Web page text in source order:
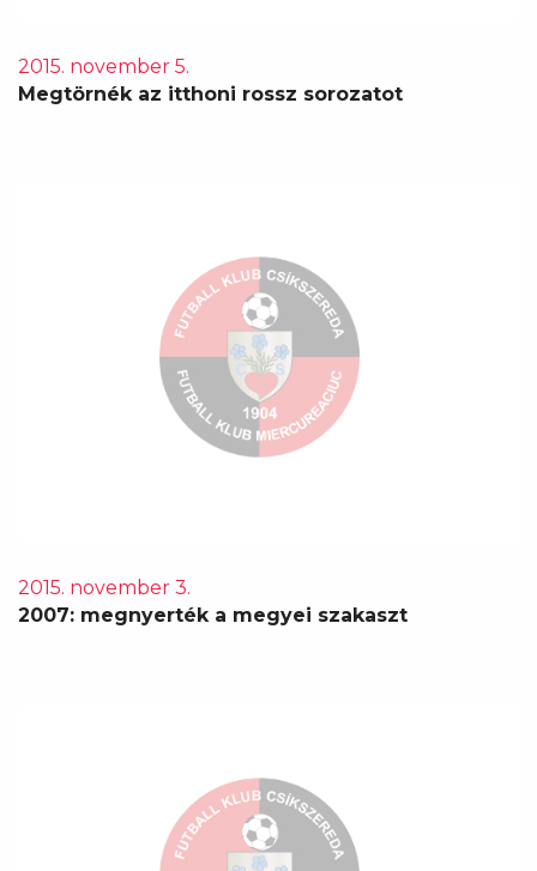
2015. november 5.
Megtörnék az itthoni rossz sorozatot
2015. november 3.
2007: megnyerték a megyei szakaszt